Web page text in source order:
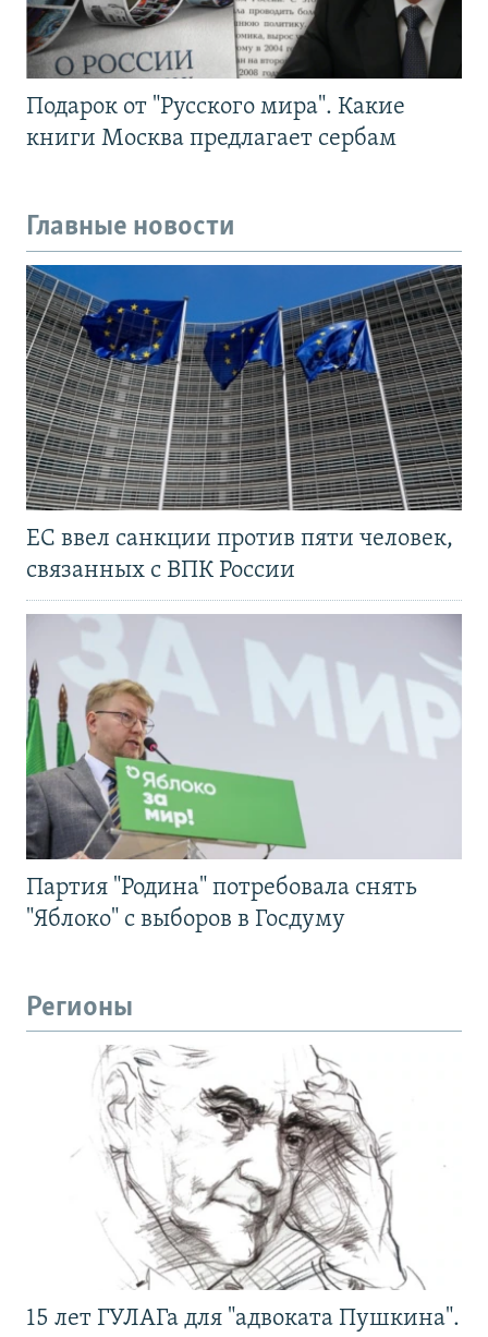
Подарок от "Русского мира". Какие
книги Москва предлагает сербам
Главные новости
ЕС ввел санкции против пяти человек,
связанных с ВПК России
Партия "Родина" потребовала снять
"Яблоко" с выборов в Госдуму
Регионы
15 лет ГУЛАГа для "адвоката Пушкина".